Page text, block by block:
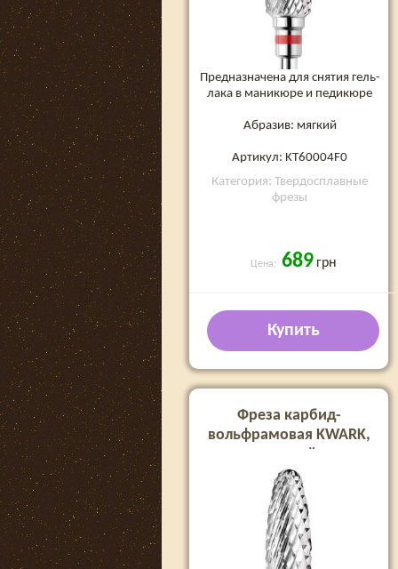
Предназначена для снятия гель-
лака в маникюре и педикюре
Абразив: мягкий
Артикул: KT60004F0
Категория: Твердосплавные
фрезы
Цена: 689 грн
Купить
Фреза карбид-
вольфрамовая KWARK,
закругленный конус
«кукуруза», зеленая, 6 мм
(KT60004C0)